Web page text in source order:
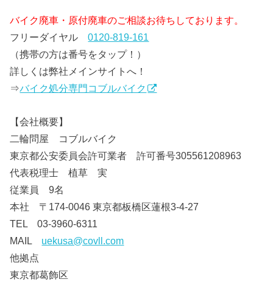
バイク廃車・原付廃車のご相談お待ちしております。
フリーダイヤル0120-819-161
（携帯の方は番号をタップ！）
詳しくは弊社メインサイトへ！
⇒バイク処分専門コブルバイク
【会社概要】
二輪問屋 コブルバイク
東京都公安委員会許可業者 許可番号305561208963
代表税理士 植草 実
従業員 9名
本社 〒174-0046 東京都板橋区蓮根3-4-27
TEL 03-3960-6311
MAIL uekusa@covll.com
他拠点
東京都葛飾区